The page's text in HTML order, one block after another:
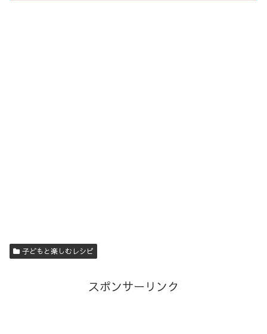
子どもと楽しむレシピ
スポンサーリンク